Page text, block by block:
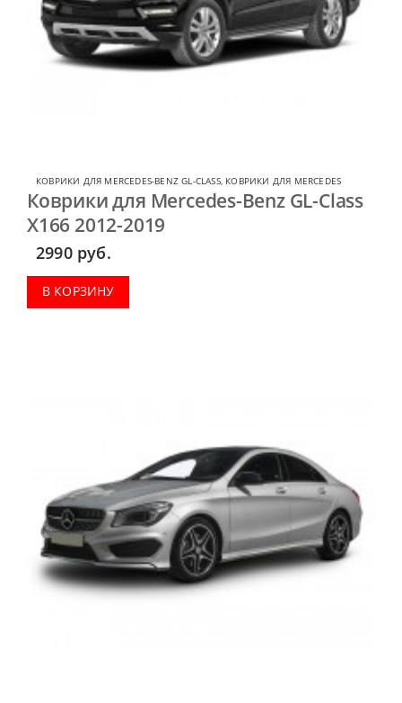
КОВРИКИ ДЛЯ MERCEDES-BENZ GL-CLASS, КОВРИКИ ДЛЯ MERCEDES
Коврики для Mercedes-Benz GL-Class
X166 2012-2019
2990 руб.
В КОРЗИНУ